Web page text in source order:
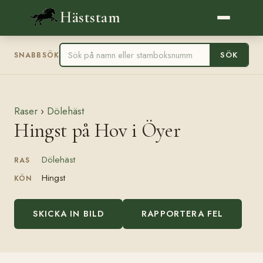
Häststam
SNABBSÖK SÖK
Raser › Dölehäst
Hingst på Hov i Öyer
RAS Dölehäst
KÖN Hingst
SKICKA IN BILD RAPPORTERA FEL